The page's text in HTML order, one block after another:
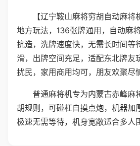
【辽宁鞍山麻将穷胡自动麻
地方玩法，136张牌通用，自动麻
抗造，洗牌速度快，无需长时间等
滑，出牌空间充足，适配东北牌友
扰民，家用商用均可，朋友欢聚尽
普通麻将机专为内蒙古赤峰麻
胡规则，可碰杠自摸点炮，机器加
极速无需等待，机身宽敞适合多人